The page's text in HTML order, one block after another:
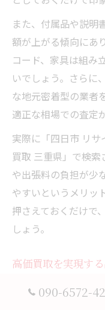
また、付属品や説明
額が上がる傾向にあ
コード、家具は組み
いでしょう。さらに
な地元密着型の業者
適正な相場での査定
実際に「四日市 リ
買取 三重県」で検
や出張料の負担が少
やすいというメリッ
押さえておくだけで
しょう。
高価買取を実現す
出張買取で高価買取
090-6572-